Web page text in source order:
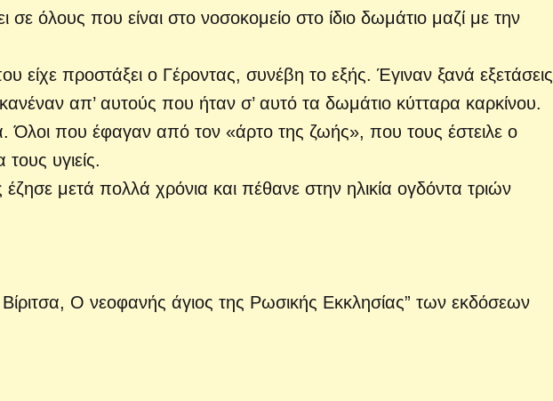
σε όλους που είναι στο νοσοκομείο στο ίδιο δωμάτιο μαζί με την
είχε προστάξει ο Γέροντας, συνέβη το εξής. Έγιναν ξανά εξετάσεις
κανέναν απ’ αυτούς που ήταν σ’ αυτό τα δωμάτιο κύτταρα καρκίνου.
που έφαγαν από τον «άρτο της ζωής», που τους έστειλε ο
υγιείς.
μετά πολλά χρόνια και πέθανε στην ηλικία ογδόντα τριών
Ο νεοφανής άγιος της Ρωσικής Εκκλησίας” των εκδόσεων